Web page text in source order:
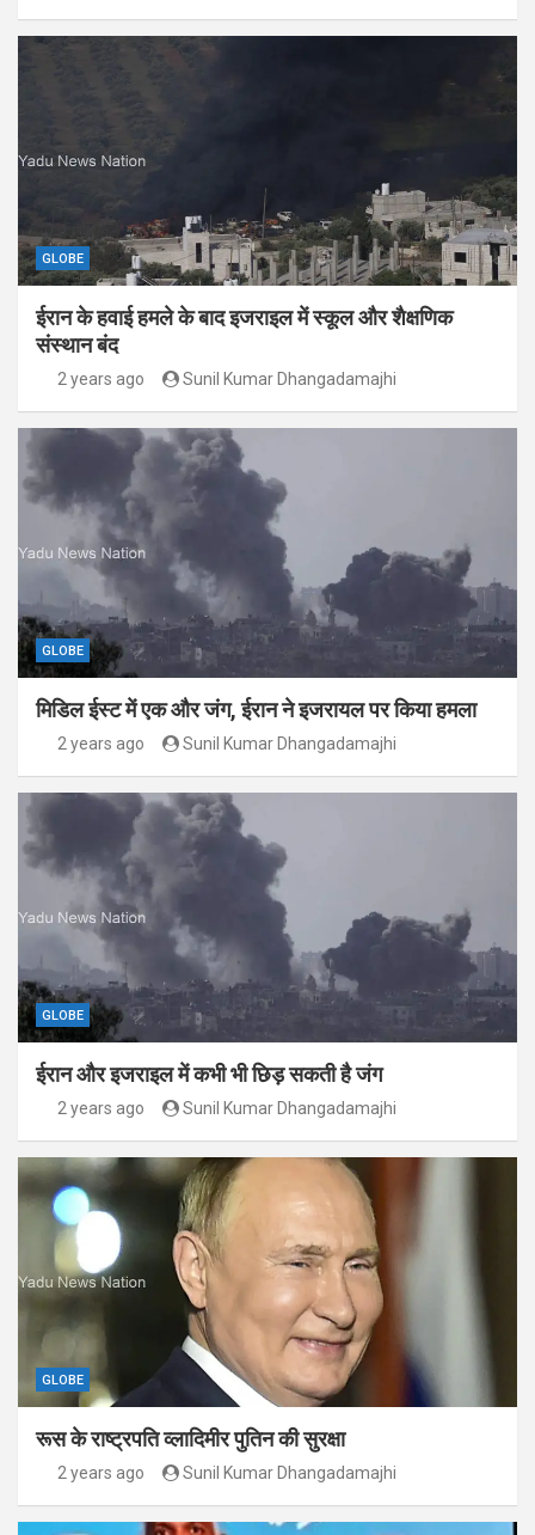
GLOBE
ईरान के हवाई हमले के बाद इजराइल में स्कूल और शैक्षणिक
संस्थान बंद
2 years ago Sunil Kumar Dhangadamajhi
GLOBE
मिडिल ईस्ट में एक और जंग, ईरान ने इजरायल पर किया हमला
2 years ago Sunil Kumar Dhangadamajhi
GLOBE
ईरान और इजराइल में कभी भी छिड़ सकती है जंग
2 years ago Sunil Kumar Dhangadamajhi
GLOBE
रूस के राष्ट्रपति व्लादिमीर पुतिन की सुरक्षा
2 years ago Sunil Kumar Dhangadamajhi